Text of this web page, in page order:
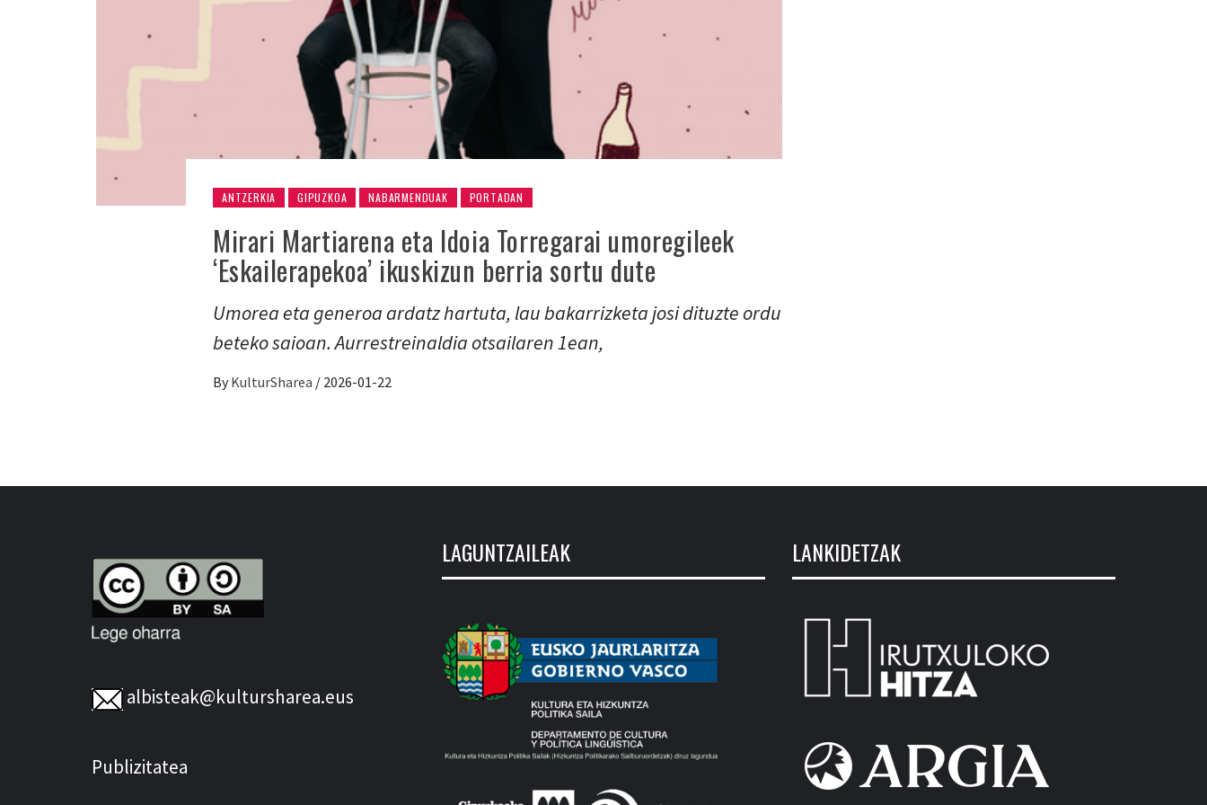
ANTZERKIA GIPUZKOA NABARMENDUAK PORTADAN
Mirari Martiarena eta Idoia Torregarai umoregileek
‘Eskailerapekoa’ ikuskizun berria sortu dute
Umorea eta generoa ardatz hartuta, lau bakarrizketa josi dituzte ordu
beteko saioan. Aurrestreinaldia otsailaren 1ean,
By KulturSharea / 2026-01-22
albisteak@kultursharea.eus
Publizitatea
LAGUNTZAILEAK LANKIDETZAK